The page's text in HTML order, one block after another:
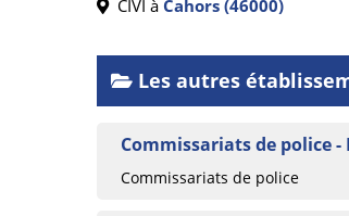
CIVI à Cahors (46000)
Les autres
Commissariats de police -
Commissariats de police